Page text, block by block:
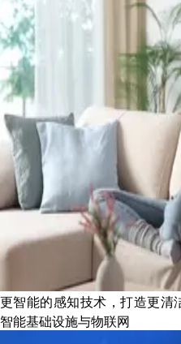
更智能的感知技术，打造更清
智能基础设施与物联网